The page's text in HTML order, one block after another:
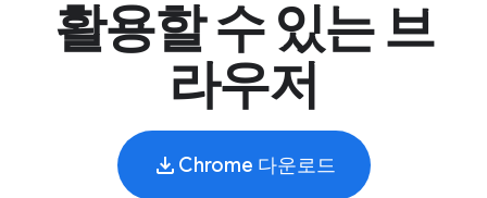
활용할 수 있는 브
라우저
Chrome 다운로드